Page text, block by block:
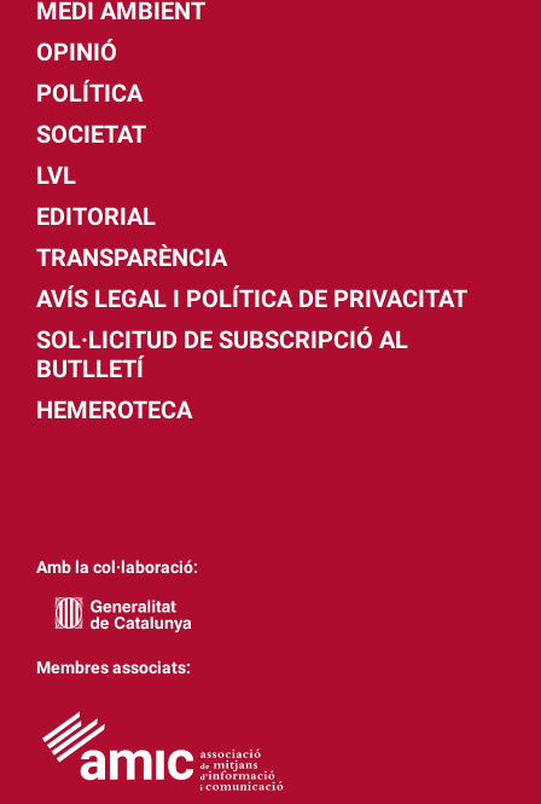
MEDI AMBIENT
OPINIÓ
POLÍTICA
SOCIETAT
LVL
EDITORIAL
TRANSPARÈNCIA
AVÍS LEGAL I POLÍTICA DE PRIVACITAT
SOL·LICITUD DE SUBSCRIPCIÓ AL
BUTLLETÍ
HEMEROTECA
Amb la col·laboració:
Membres associats: